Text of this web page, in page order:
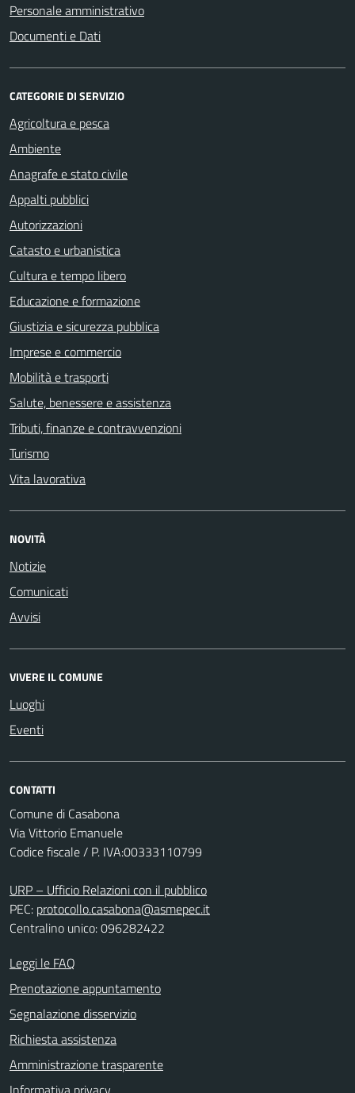
Personale amministrativo
Documenti e Dati
CATEGORIE DI SERVIZIO
Agricoltura e pesca
Ambiente
Anagrafe e stato civile
Appalti pubblici
Autorizzazioni
Catasto e urbanistica
Cultura e tempo libero
Educazione e formazione
Giustizia e sicurezza pubblica
Imprese e commercio
Mobilità e trasporti
Salute, benessere e assistenza
Tributi, finanze e contravvenzioni
Turismo
Vita lavorativa
NOVITÀ
Notizie
Comunicati
Avvisi
VIVERE IL COMUNE
Luoghi
Eventi
CONTATTI
Comune di Casabona
Via Vittorio Emanuele
Codice fiscale / P. IVA:00333110799
URP – Ufficio Relazioni con il pubblico
PEC: protocollo.casabona@asmepec.it
Centralino unico: 096282422
Leggi le FAQ
Prenotazione appuntamento
Segnalazione disservizio
Richiesta assistenza
Amministrazione trasparente